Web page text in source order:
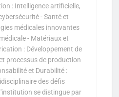
: Intelligence artificielle,
- Santé et
médicales innovantes
- Matériaux et
: Développement de
processus de production
et Durabilité :
des défis
se distingue par